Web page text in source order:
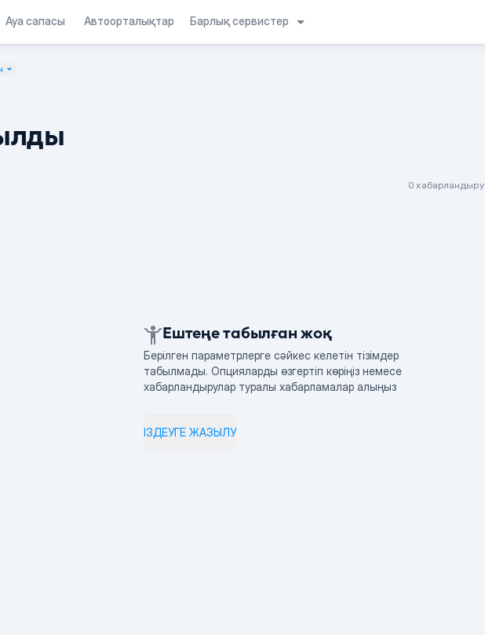
Ауа сапасы Автоорталықтар Барлық сервистер
0 хабарландыру
Ештеңе табылған жоқ
Берілген параметрлерге сәйкес келетін тізімдер
табылмады. Опцияларды өзгертіп көріңіз немесе
хабарландырулар туралы хабарламалар алыңыз
ІЗДЕУГЕ ЖАЗЫЛУ